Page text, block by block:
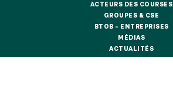
ABONNEMENTS ANNUELS
ABONNEMENTS ANNUELS
JOURS DE COURSES
ACTEURS DES COURSES
ACTEURS DES COURSES
GROUPES & CSE
GROUPES & CSE
BTOB – ENTREPRISES
BTOB – ENTREPRISES
MÉDIAS
MÉDIAS
ACTUALITÉS
ACTUALITÉS